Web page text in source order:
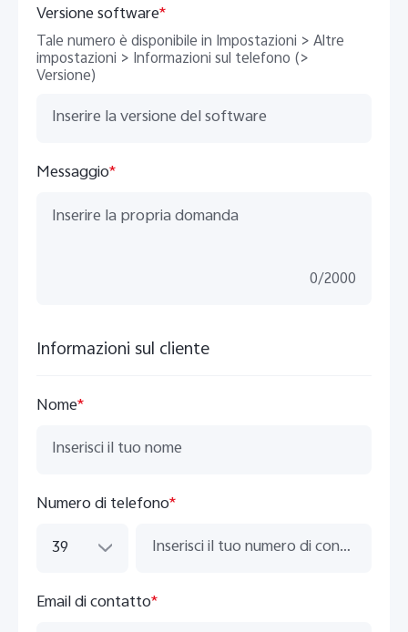
Versione software*
Tale numero è disponibile in Impostazioni > Altre
impostazioni > Informazioni sul telefono (>
Versione)
Messaggio*
0/2000
Informazioni sul cliente
Nome*
Numero di telefono*
39
Email di contatto*